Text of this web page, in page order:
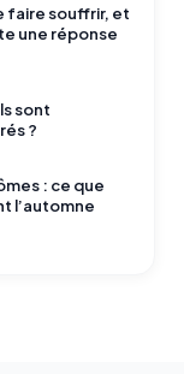
faire souffrir, et
une réponse
sont
?
: ce que
l’automne